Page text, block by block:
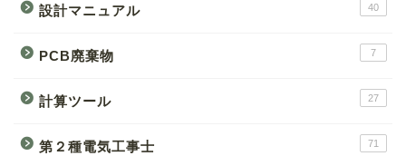
設計マニュアル 40
PCB廃棄物 7
計算ツール 27
第２種電気工事士 71